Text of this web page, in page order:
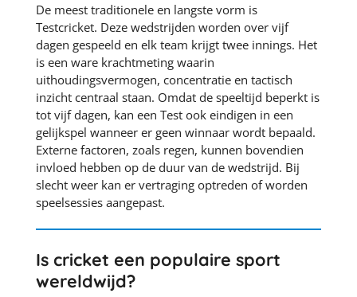
De meest traditionele en langste vorm is
Testcricket. Deze wedstrijden worden over vijf
dagen gespeeld en elk team krijgt twee innings. Het
is een ware krachtmeting waarin
uithoudingsvermogen, concentratie en tactisch
inzicht centraal staan. Omdat de speeltijd beperkt is
tot vijf dagen, kan een Test ook eindigen in een
gelijkspel wanneer er geen winnaar wordt bepaald.
Externe factoren, zoals regen, kunnen bovendien
invloed hebben op de duur van de wedstrijd. Bij
slecht weer kan er vertraging optreden of worden
speelsessies aangepast.
Is cricket een populaire sport
wereldwijd?